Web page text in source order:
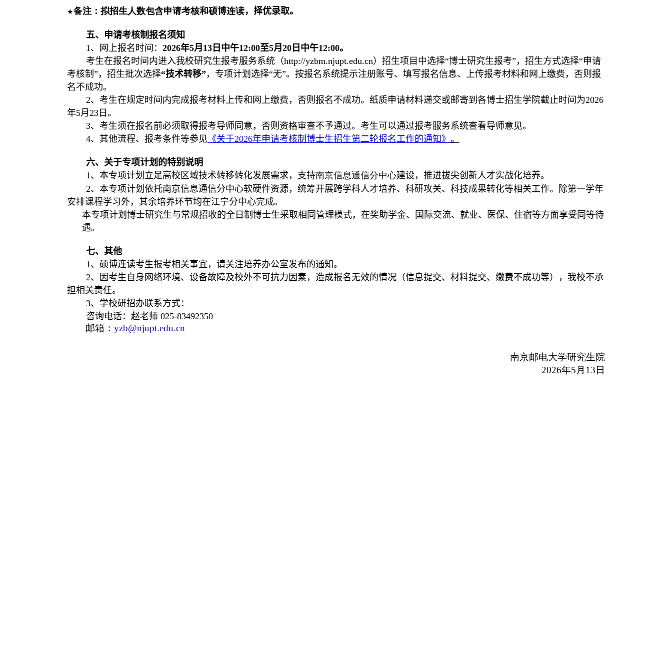
★备注：拟招生人数包含申请考核和硕博连读，择优录取。
五、申请考核制报名须知
1、网上报名时间： 2026年5月 13日中午12:00至5月 20日中午12:00。
考生在报名时间内进入我校研究生报考服务系统（http://yzbm.njupt.edu.cn）招生项目中选择“博士研究生报考”，招生方式选择“申请
考核制”，招生批次选择“技术转移”，专项计划选择“无”。按报名系统提示注册账号、填写报名信息、上传报考材料和网上缴费，否则报
名不成功。
2、 考生在规定时间内完成报考材料上传和网上缴费，否则报名不成功。纸质申请材料递交或邮寄到各博士招生学院截止时间为2026
年5月23 日。
3、考生须在报名前必须取得报考导师同意，否则资格审查不予通过。考生可以通过报考服务系统查看导师意见。
4、其他流程、报考条件等参见 《关于2026年申请考核制博士生招生第二轮报名工作的通知》 。
六、关于专项计划的特别说明
1、本专项计划立足高校区域技术转移转化发展需求，支持南京信息通信分中心建设，推进拔尖创新人才实战化培养。
2、本专项计划依托南京信息通信分中心软硬件资源，统筹开展跨学科人才培养、科研攻关、科技成果转化等相关工作。除第一学年
安排课程学习外，其余培养环节均在江宁分中心完成。
本专项计划博士研究生与常规招收的全日制博士生采取相同管理模式，在奖助学金、国际交流、就业、医保、住宿等方面享受同等待
遇。
七、其他
1、硕博连读考生报考相关事宜，请关注培养办公室发布的通知。
2、因考生自身网络环境、设备故障及校外不可抗力因素，造成报名无效的情况（信息提交、材料提交、缴费不成功等），我校不承
担相关责任。
3、学校研招办联系方式：
咨询电话：赵老师 025-83492350
邮箱：yzb@njupt.edu.cn
南京邮电大学研究生院
2026年5月13日